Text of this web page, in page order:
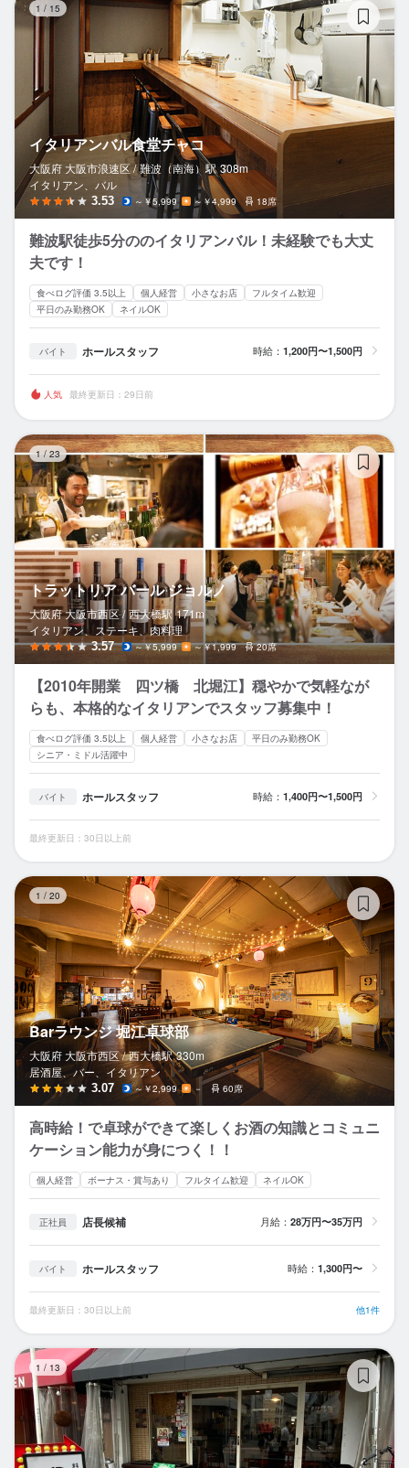
1 / 15
イタリアンバル食堂チャコ
大阪府 大阪市浪速区 / 難波（南海）駅 308m
イタリアン、バル
3.53 ～￥5,999 ～￥4,999 18席
難波駅徒歩5分ののイタリアンバル！未経験でも大丈
夫です！
食べログ評価 3.5以上 個人経営 小さなお店
フルタイム歓迎
平日のみ勤務OK
ネイルOK
バイト ホールスタッフ 時給： 1,200円〜1,500円
人気 最終更新日：29日前
1 / 23
トラットリア バール ジョルノ
大阪府 大阪市西区 / 西大橋駅 171m
イタリアン、ステーキ、肉料理
3.57 ～￥5,999 ～￥1,999 20席
【2010年開業 四ツ橋 北堀江】穏やかで気軽なが
らも、本格的なイタリアンでスタッフ募集中！
食べログ評価 3.5以上 個人経営 小さなお店
平日のみ勤務OK
シニア・ミドル活躍中
バイト ホールスタッフ 時給： 1,400円〜1,500円
最終更新日：30日以上前
1 / 20
Barラウンジ 堀江卓球部
大阪府 大阪市西区 / 西大橋駅 330m
居酒屋、バー、イタリアン
3.07 ～￥2,999 － 60席
高時給！で卓球ができて楽しくお酒の知識とコミュニ
ケーション能力が身につく！！
個人経営 ボーナス・賞与あり フルタイム歓迎 ネイルOK
正社員 店長候補 月給： 28万円〜35万円
バイト ホールスタッフ 時給： 1,300円〜
最終更新日：30日以上前 他1件
1 / 13